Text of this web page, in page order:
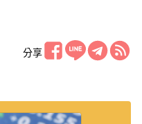
分享